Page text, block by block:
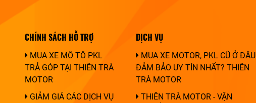
CHÍNH SÁCH HỖ TRỢ
MUA XE MÔ TÔ PKL
TRẢ GÓP TẠI THIÊN TRÀ
MOTOR
GIẢM GIÁ CÁC DỊCH VỤ
DỊCH VỤ
MUA XE MOTOR, PKL CŨ Ở ĐÂU
ĐẢM BẢO UY TÍN NHẤT? THIÊN
TRÀ MOTOR
THIÊN TRÀ MOTOR - VẬN